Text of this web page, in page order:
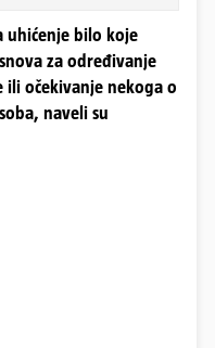
uhićenje bilo koje
za određivanje
ili očekivanje nekoga o
naveli su